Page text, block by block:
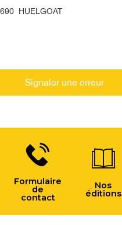
HUELGOAT
Signaler une erreur
Formulaire
de
contact
Nos
éditions